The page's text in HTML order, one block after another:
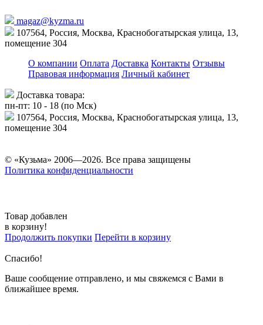
magaz@kyzma.ru
107564, Россия, Москва, Краснобогатырская улица, 13,
помещение 304
О компании Оплата Доставка Контакты Отзывы
Правовая информация Личный кабинет
Доставка товара:
пн-пт: 10 - 18 (по Мск)
107564, Россия, Москва, Краснобогатырская улица, 13,
помещение 304
© «Кузьма» 2006—2026. Все права защищены
Политика конфиденциальности
Товар добавлен
в корзину!
Продолжить покупки Перейти в корзину
Спасибо!
Ваше сообщение отправлено, и мы свяжемся с Вами в
ближайшее время.